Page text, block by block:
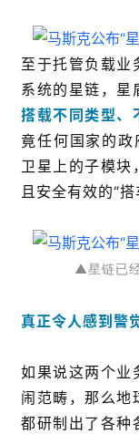
至于托管负载业
系统的星链，星
搭载不同类型、
竟任何国家的
卫星上的子模块
且安全有效的“搭
▲星链已
真正令人感到警
如果说这两个业
闹范畴，那么地
都研制出了各种